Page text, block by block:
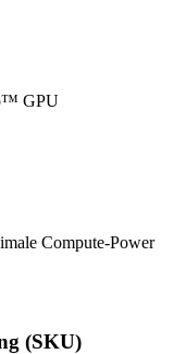
GPU
Compute-Power
(SKU)